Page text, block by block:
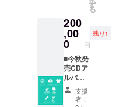
催。都
内にて1
時間予
定。※時
間と場
所はこ
ちらで
指定さ
せて頂
バーと
の交流
はござ
いませ
ん。 撮
影中の
為、お
静かに
離れた
費別途
かかり
ます。
■MV撮
影見学
券-こち
らは日
程が未
定で
限定デ
ザイ
ン）カ
ラー展
開無
し/S～
XXLま
でお選
び頂け
す
る
200
,00
0 円
残り1
■今秋発
売CDア
ルバム
■ランダ
ムピン
支援
者：